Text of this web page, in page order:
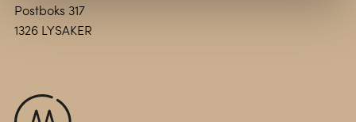
Postboks 317
1326 LYSAKER